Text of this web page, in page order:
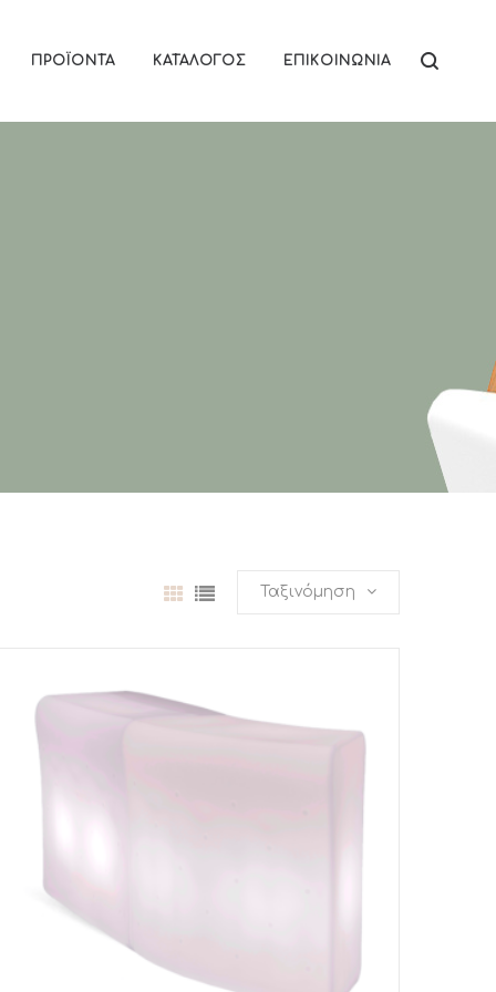
ΠΡΟΪΌΝΤΑ ΚΑΤΆΛΟΓΟΣ ΕΠΙΚΟΙΝΩΝΊΑ
Ταξινόμηση